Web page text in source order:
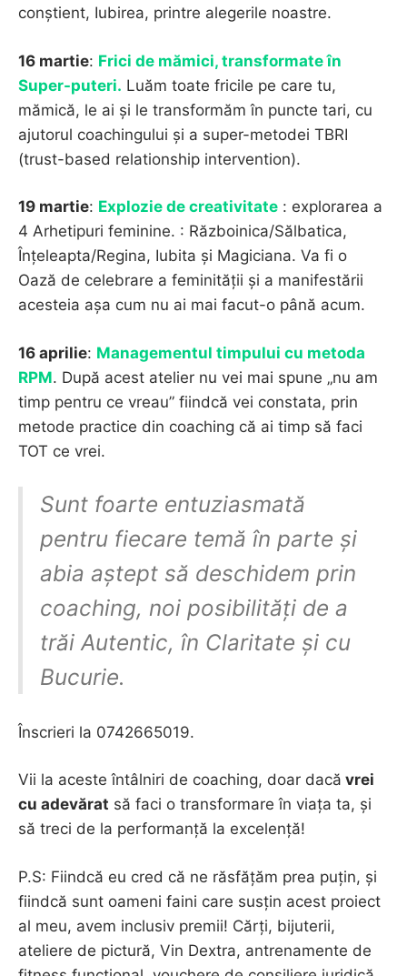
conștient, Iubirea, printre alegerile noastre.
16 martie: Frici de mămici, transformate în
Super-puteri. Luăm toate fricile pe care tu,
mămică, le ai și le transformăm în puncte tari, cu
ajutorul coachingului și a super-metodei TBRI
(trust-based relationship intervention).
19 martie: Explozie de creativitate : explorarea a
4 Arhetipuri feminine. : Războinica/Sălbatica,
Înțeleapta/Regina, Iubita și Magiciana. Va fi o
Oază de celebrare a feminității și a manifestării
acesteia așa cum nu ai mai facut-o până acum.
16 aprilie: Managementul timpului cu metoda
RPM. După acest atelier nu vei mai spune „nu am
timp pentru ce vreau” fiindcă vei constata, prin
metode practice din coaching că ai timp să faci
TOT ce vrei.
Sunt foarte entuziasmată
pentru fiecare temă în parte și
abia aștept să deschidem prin
coaching, noi posibilități de a
trăi Autentic, în Claritate și cu
Bucurie.
Înscrieri la 0742665019.
Vii la aceste întâlniri de coaching, doar dacă vrei
cu adevărat să faci o transformare în viața ta, și
să treci de la performanță la excelență!
P.S: Fiindcă eu cred că ne răsfățăm prea puțin, și
fiindcă sunt oameni faini care susțin acest proiect
al meu, avem inclusiv premii! Cărți, bijuterii,
ateliere de pictură, Vin Dextra, antrenamente de